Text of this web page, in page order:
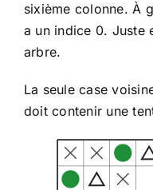
sixième colonne. À
a un indice 0. Juste
arbre.
La seule case
doit contenir une